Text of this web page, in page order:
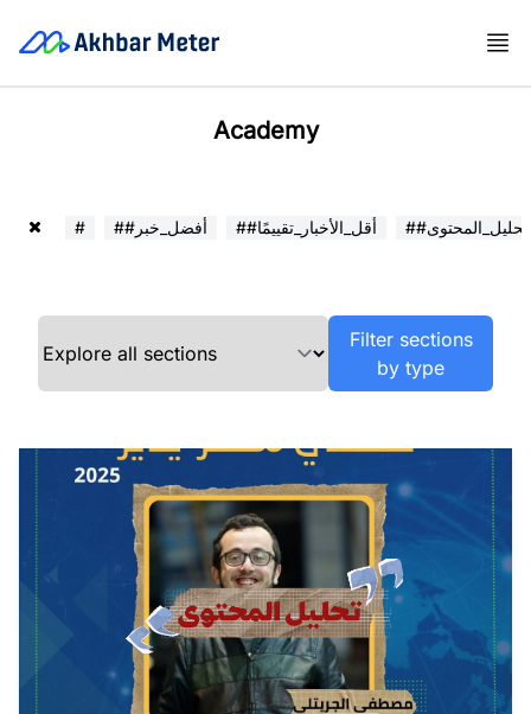
Academy
# ##أفضل_خبر ##أقل_الأخبار_تقييمًا ##تحليل_المحتوى
Filter sections
by type